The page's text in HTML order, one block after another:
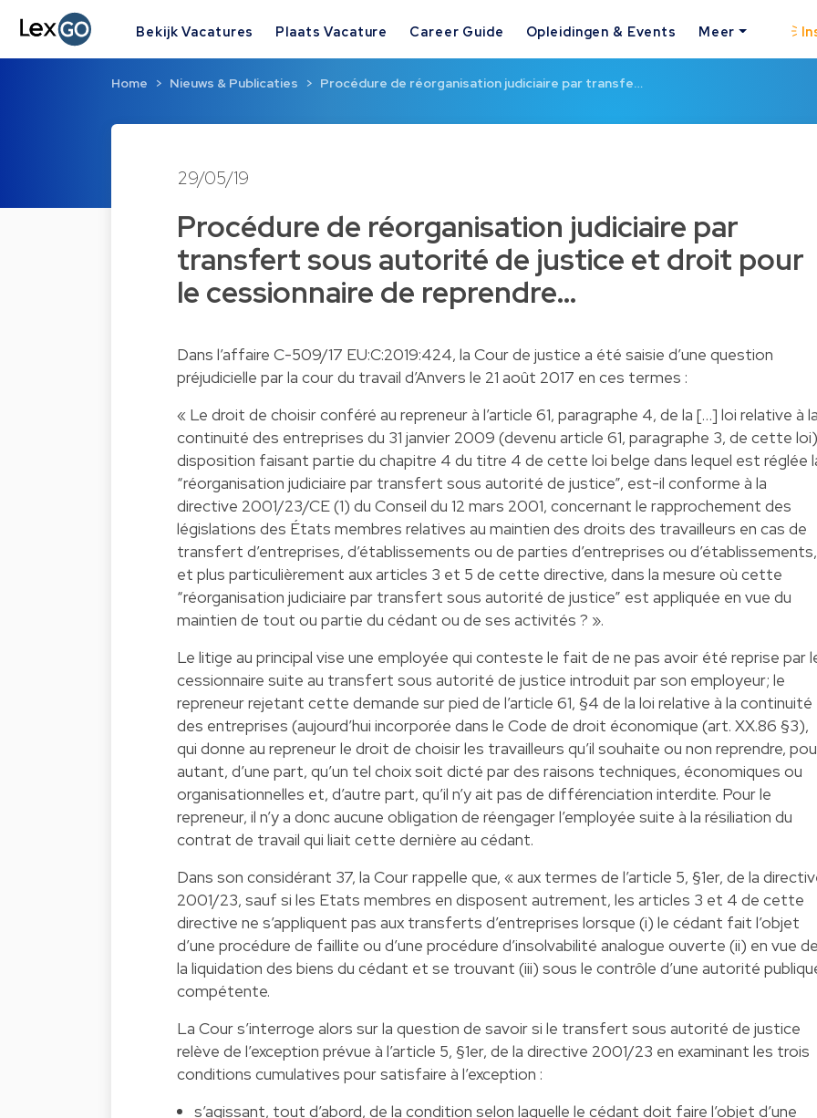
Bekijk Vacatures Plaats Vacature Career Guide Opleidingen & Events Meer
Home Nieuws & Publicaties Procédure de réorganisation judiciaire par transfe…
29/05/19
Procédure de réorganisation judiciaire par
transfert sous autorité de justice et droit pour
le cessionnaire de reprendre…
Dans l’affaire C-509/17 EU:C:2019:424, la Cour de justice a été saisie d’une question
préjudicielle par la cour du travail d’Anvers le 21 août 2017 en ces termes :
« Le droit de choisir conféré au repreneur à l’article 61, paragraphe 4, de la […] loi relative à
continuité des entreprises du 31 janvier 2009 (devenu article 61, paragraphe 3, de cette
disposition faisant partie du chapitre 4 du titre 4 de cette loi belge dans lequel est réglée
“réorganisation judiciaire par transfert sous autorité de justice”, est-il conforme à la
directive 2001/23/CE (1) du Conseil du 12 mars 2001, concernant le rapprochement des
législations des États membres relatives au maintien des droits des travailleurs en cas de
transfert d’entreprises, d’établissements ou de parties d’entreprises ou d’établissements,
et plus particulièrement aux articles 3 et 5 de cette directive, dans la mesure où cette
“réorganisation judiciaire par transfert sous autorité de justice” est appliquée en vue du
maintien de tout ou partie du cédant ou de ses activités ? ».
Le litige au principal vise une employée qui conteste le fait de ne pas avoir été reprise par
cessionnaire suite au transfert sous autorité de justice introduit par son employeur; le
repreneur rejetant cette demande sur pied de l’article 61, §4 de la loi relative à la continuité
des entreprises (aujourd’hui incorporée dans le Code de droit économique (art. XX.86 §3),
qui donne au repreneur le droit de choisir les travailleurs qu’il souhaite ou non reprendre,
autant, d’une part, qu’un tel choix soit dicté par des raisons techniques, économiques ou
organisationnelles et, d’autre part, qu’il n’y ait pas de différenciation interdite. Pour le
repreneur, il n’y a donc aucune obligation de réengager l’employée suite à la résiliation du
contrat de travail qui liait cette dernière au cédant.
Dans son considérant 37, la Cour rappelle que, « aux termes de l’article 5, §1er, de la
2001/23, sauf si les Etats membres en disposent autrement, les articles 3 et 4 de cette
directive ne s’appliquent pas aux transferts d’entreprises lorsque (i) le cédant fait l’objet
d’une procédure de faillite ou d’une procédure d’insolvabilité analogue ouverte (ii) en vue
la liquidation des biens du cédant et se trouvant (iii) sous le contrôle d’une autorité
compétente.
La Cour s’interroge alors sur la question de savoir si le transfert sous autorité de justice
relève de l’exception prévue à l’article 5, §1er, de la directive 2001/23 en examinant les trois
conditions cumulatives pour satisfaire à l’exception :
s’agissant, tout d’abord, de la condition selon laquelle le cédant doit faire l’objet d’une